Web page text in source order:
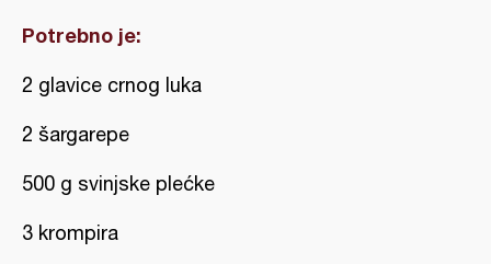
Potrebno je:
2 glavice crnog luka
2 šargarepe
500 g svinjske plećke
3 krompira